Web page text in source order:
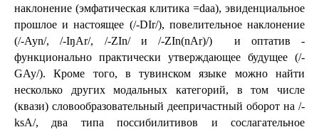
наклонение (эмфатическая клитика =daa), эвиденциальное
прошлое и настоящее (/-DIr/), повелительное наклонение
(/-Ayn/, /-IŋAr/, /-ZIn/ и /-ZIn(nAr)/)  и оптатив -
функционально практически утверждающее будущее (/-
GAy/). Кроме того, в тувинском языке можно найти
несколько других модальных категорий, в том числе
(квази) словообразовательный деепричастный оборот на /-
ksA/, два типа поссибилитивов и сослагательное